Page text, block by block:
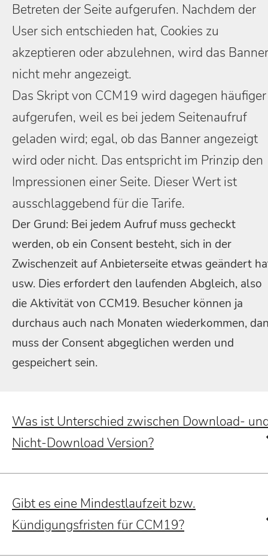
Betreten der Seite aufgerufen. Nachdem der
User sich entschieden hat, Cookies zu
akzeptieren oder abzulehnen, wird das Banner
nicht mehr angezeigt.
Das Skript von CCM19 wird dagegen häufiger
aufgerufen, weil es bei jedem Seitenaufruf
geladen wird; egal, ob das Banner angezeigt
wird oder nicht. Das entspricht im Prinzip den
Impressionen einer Seite. Dieser Wert ist
ausschlaggebend für die Tarife.
Der Grund: Bei jedem Aufruf muss gecheckt
werden, ob ein Consent besteht, sich in der
Zwischenzeit auf Anbieterseite etwas geändert
usw. Dies erfordert den laufenden Abgleich, also
die Aktivität von CCM19. Besucher können ja
durchaus auch nach Monaten wiederkommen,
muss der Consent abgeglichen werden und
gespeichert sein.
Was ist Unterschied zwischen Download-
Nicht-Download Version?
Gibt es eine Mindestlaufzeit bzw.
Kündigungsfristen für CCM19?